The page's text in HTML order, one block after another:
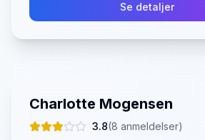
Se detaljer
Charlotte Mogensen
3.8(8 anmeldelser)